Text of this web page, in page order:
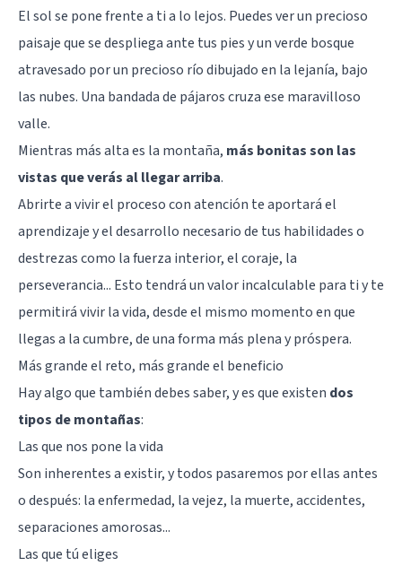
El sol se pone frente a ti a lo lejos. Puedes ver un precioso
paisaje que se despliega ante tus pies y un verde bosque
atravesado por un precioso río dibujado en la lejanía, bajo
las nubes. Una bandada de pájaros cruza ese maravilloso
valle.
Mientras más alta es la montaña, más bonitas son las
vistas que verás al llegar arriba.
Abrirte a vivir el proceso con atención te aportará el
aprendizaje y el desarrollo necesario de tus habilidades o
destrezas como la fuerza interior, el coraje, la
perseverancia... Esto tendrá un valor incalculable para ti y te
permitirá vivir la vida, desde el mismo momento en que
llegas a la cumbre, de una forma más plena y próspera.
Más grande el reto, más grande el beneficio
Hay algo que también debes saber, y es que existen dos
tipos de montañas:
Las que nos pone la vida
Son inherentes a existir, y todos pasaremos por ellas antes
o después: la enfermedad, la vejez, la muerte, accidentes,
separaciones amorosas...
Las que tú eliges